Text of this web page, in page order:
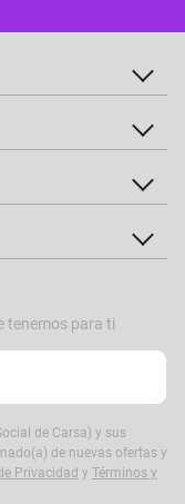
tenemos para ti
de Carsa) y sus
de nuevas ofertas y
Privacidad y Términos y